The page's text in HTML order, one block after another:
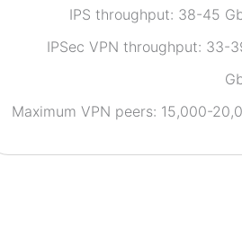
IPS throughput: 38-45
IPSec VPN throughput: 33-
Maximum VPN peers: 15,000-